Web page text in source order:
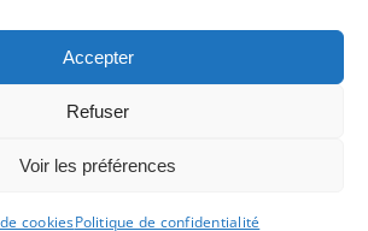
Accepter
Refuser
Voir les préférences
cookiesPolitique de confidentialité